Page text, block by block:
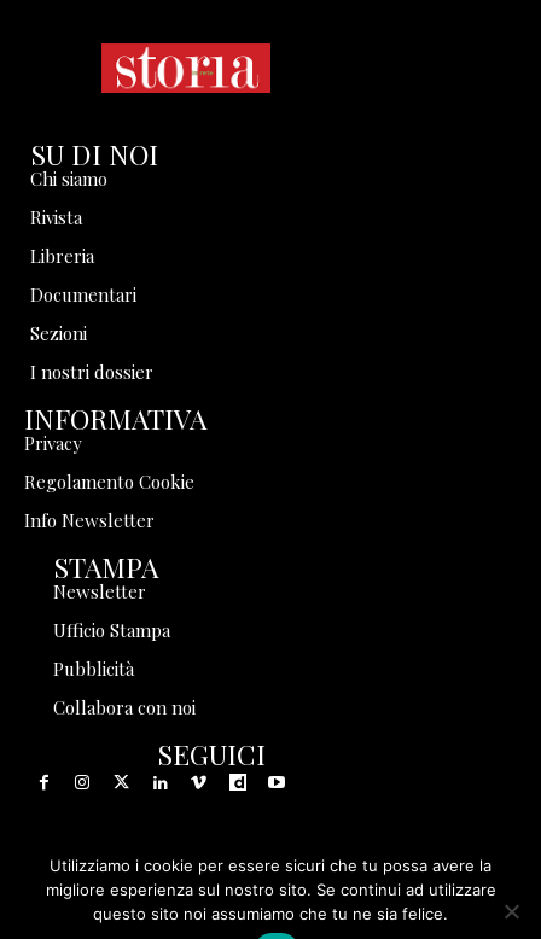
SU DI NOI
Chi siamo
Rivista
Libreria
Documentari
Sezioni
I nostri dossier
INFORMATIVA
Privacy
Regolamento Cookie
Info Newsletter
STAMPA
Newsletter
Ufficio Stampa
Pubblicità
Collabora con noi
SEGUICI
© 1999 - 2025 Storia in Rete Srl - Tutti i diritti riservati - P.
IVA 08570971005
Utilizziamo i cookie per essere sicuri che tu possa avere la
migliore esperienza sul nostro sito. Se continui ad utilizzare
questo sito noi assumiamo che tu ne sia felice.